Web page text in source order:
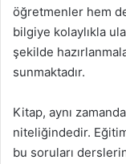
öğretmenler hem
bilgiye kolaylıkla
şekilde
sunmaktadır.
Kitap, aynı
niteliğindedir.
bu soruları